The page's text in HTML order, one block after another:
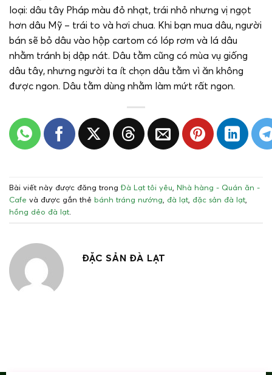
loại: dâu tây Pháp màu đỏ nhạt, trái nhỏ nhưng vị ngọt
hơn dâu Mỹ – trái to và hơi chua. Khi bạn mua dâu, người
bán sẽ bỏ dâu vào hộp cartom có lóp rơm và lá dâu
nhằm tránh bị dập nát. Dâu tằm cũng có mùa vụ giống
dâu tây, nhưng người ta ít chọn dâu tằm vì ăn không
được ngon. Dâu tằm dùng nhằm làm mứt rất ngon.
Bài viết này được đăng trongĐà Lạt tôi yêu, Nhà hàng - Quán ăn -
Cafe và được gắn thẻ bánh tráng nướng, đà lạt, đặc sản đà lạt,
hồng dẻo đà lạt.
ĐẶC SẢN ĐÀ LẠT